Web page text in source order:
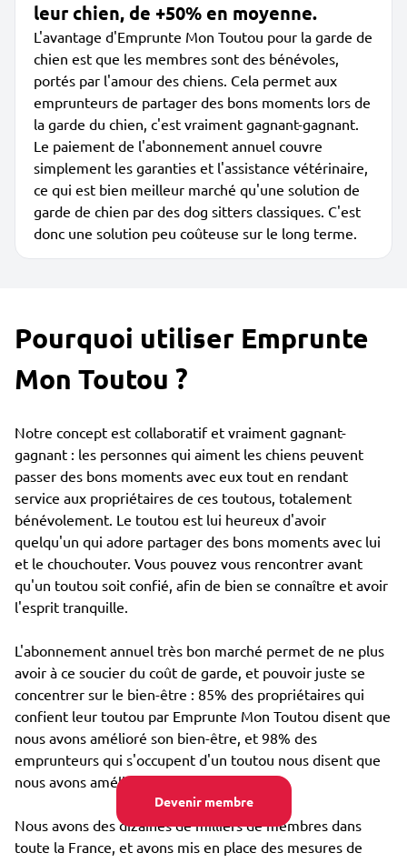
Devenir membre
leur chien, de +50% en moyenne.
L'avantage d'Emprunte Mon Toutou pour la garde de
chien est que les membres sont des bénévoles,
portés par l'amour des chiens. Cela permet aux
emprunteurs de partager des bons moments lors de
la garde du chien, c'est vraiment gagnant-gagnant.
Le paiement de l'abonnement annuel couvre
simplement les garanties et l'assistance vétérinaire,
ce qui est bien meilleur marché qu'une solution de
garde de chien par des dog sitters classiques. C'est
donc une solution peu coûteuse sur le long terme.
Pourquoi utiliser Emprunte
Mon Toutou ?
Notre concept est collaboratif et vraiment gagnant-
gagnant : les personnes qui aiment les chiens peuvent
passer des bons moments avec eux tout en rendant
service aux propriétaires de ces toutous, totalement
bénévolement. Le toutou est lui heureux d'avoir
quelqu'un qui adore partager des bons moments avec lui
et le chouchouter. Vous pouvez vous rencontrer avant
qu'un toutou soit confié, afin de bien se connaître et avoir
l'esprit tranquille.
L'abonnement annuel très bon marché permet de ne plus
avoir à ce soucier du coût de garde, et pouvoir juste se
concentrer sur le bien-être : 85% des propriétaires qui
confient leur toutou par Emprunte Mon Toutou disent que
nous avons amélioré son bien-être, et 98% des
emprunteurs qui s'occupent d'un toutou nous disent que
nous avons amélioré leur propre bien-être.
Nous avons des dizaines de milliers de membres dans
toute la France, et avons mis en place des mesures de